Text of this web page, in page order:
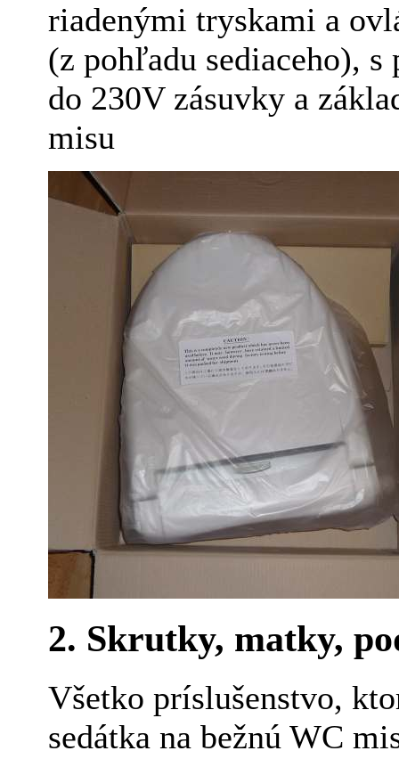
riadenými tryskami a
(z pohľadu sediaceho),
do 230V zásuvky a
misu
2. Skrutky, matky,
Všetko príslušenstvo,
sedátka na bežnú WC